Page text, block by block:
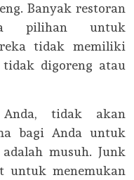
Banyak restoran
pilihan untuk
tidak memiliki
digoreng atau
tidak akan
bagi Anda untuk
musuh. Junk
untuk menemukan